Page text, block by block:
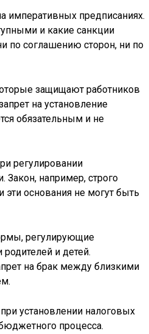
императивных предписаниях.
и какие санкции
по соглашению сторон, ни по
защищают работников
на установление
обязательным и не
регулировании
например, строго
эти основания не могут быть
регулирующие
и детей.
на брак между близкими
установлении налоговых
процесса.